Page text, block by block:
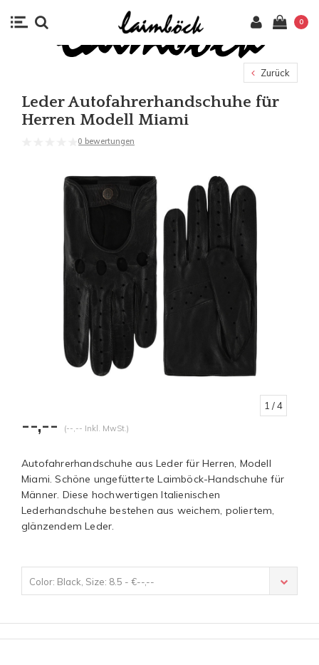
0
Zurück
Leder Autofahrerhandschuhe für
Herren Modell Miami
0 bewertungen
1 / 4
--,-- (--,-- Inkl. MwSt.)
Autofahrerhandschuhe aus Leder für Herren, Modell
Miami. Schöne ungefütterte Laimböck-Handschuhe für
Männer. Diese hochwertigen Italienischen
Lederhandschuhe bestehen aus weichem, poliertem,
glänzendem Leder.
Color: Black, Size: 8.5 - €--,--